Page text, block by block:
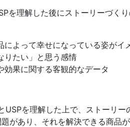
を理解した後にストーリーづく
よって幸せになっている姿がイ
たい」と思う感情
果に関する客観的なデータ
USPを理解した上で、ストーリ
があり、それを解決できる商品